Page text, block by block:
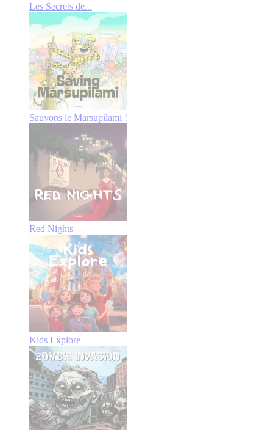
Les Secrets de...
Sauvons le Marsupilami !
Red Nights
Kids Explore